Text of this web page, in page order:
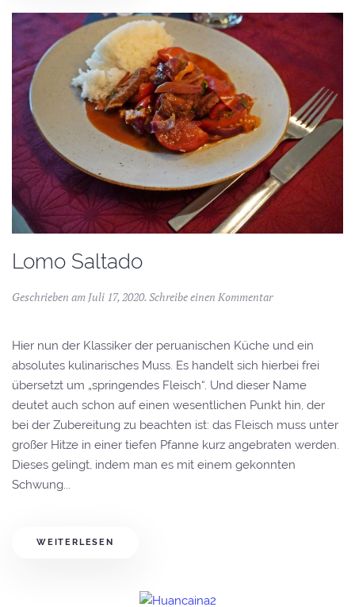
Lomo Saltado
Geschrieben am Juli 17, 2020. Schreibe einen Kommentar
Hier nun der Klassiker der peruanischen Küche und ein
absolutes kulinarisches Muss. Es handelt sich hierbei frei
übersetzt um „springendes Fleisch“. Und dieser Name
deutet auch schon auf einen wesentlichen Punkt hin, der
bei der Zubereitung zu beachten ist: das Fleisch muss unter
großer Hitze in einer tiefen Pfanne kurz angebraten werden.
Dieses gelingt, indem man es mit einem gekonnten
Schwung...
WEITERLESEN